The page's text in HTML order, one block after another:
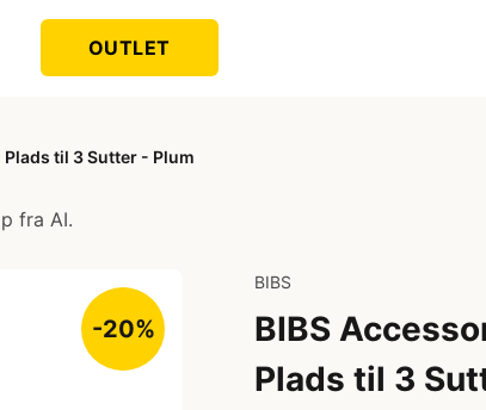
OUTLET
til 3 Sutter - Plum
fra AI.
-20%
BIBS
BIBS
Plads til 3